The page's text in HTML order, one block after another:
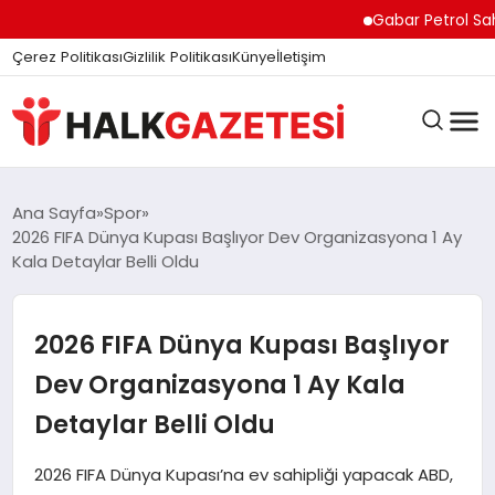
Gabar Petrol
Çerez PolitikasıGizlilik PolitikasıKünyeİletişim
DÜNYA
EĞITIM
EKONOMI
Ana Sayfa Spor
2026 FIFA Dünya Kupası Başlıyor Dev Organizasyona 1 Ay
Kala Detaylar Belli Oldu
2026 FIFA Dünya Kupası Başlıyor
Dev Organizasyona 1 Ay Kala
Detaylar Belli Oldu
2026 FIFA Dünya Kupası’na ev sahipliği yapacak ABD,